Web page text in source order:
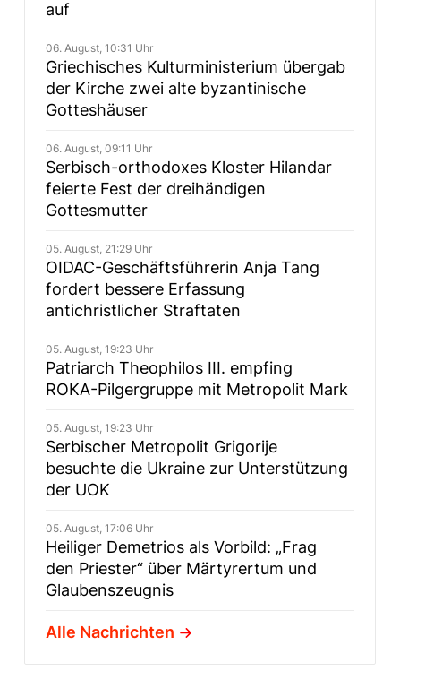
auf
06. August, 10:31 Uhr
Griechisches Kulturministerium übergab
der Kirche zwei alte byzantinische
Gotteshäuser
06. August, 09:11 Uhr
Serbisch-orthodoxes Kloster Hilandar
feierte Fest der dreihändigen
Gottesmutter
05. August, 21:29 Uhr
OIDAC-Geschäftsführerin Anja Tang
fordert bessere Erfassung
antichristlicher Straftaten
05. August, 19:23 Uhr
Patriarch Theophilos III. empfing
ROKA-Pilgergruppe mit Metropolit Mark
05. August, 19:23 Uhr
Serbischer Metropolit Grigorije
besuchte die Ukraine zur Unterstützung
der UOK
05. August, 17:06 Uhr
Heiliger Demetrios als Vorbild: „Frag
den Priester“ über Märtyrertum und
Glaubenszeugnis
Alle Nachrichten